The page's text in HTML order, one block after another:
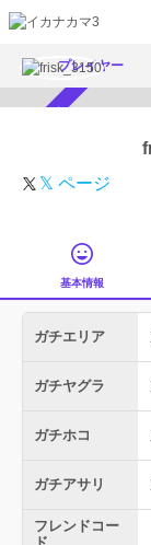
プレイヤー
𝕏 ページ
基本情報
ガチエリア
ガチヤグラ
ガチホコ
ガチアサリ
フレンドコー